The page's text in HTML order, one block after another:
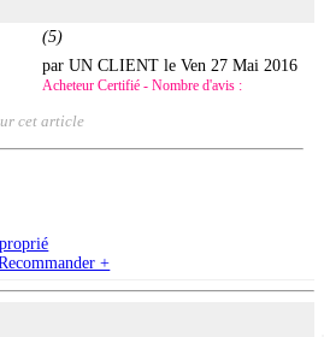
(5)
par UN CLIENT leVen 27 Mai 2016
Acheteur Certifié - Nombre d'avis :
cet article
+